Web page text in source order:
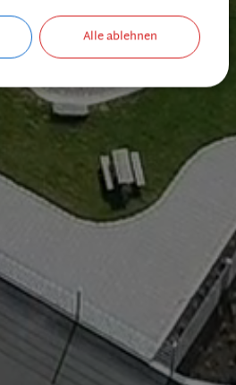
Alle ablehnen